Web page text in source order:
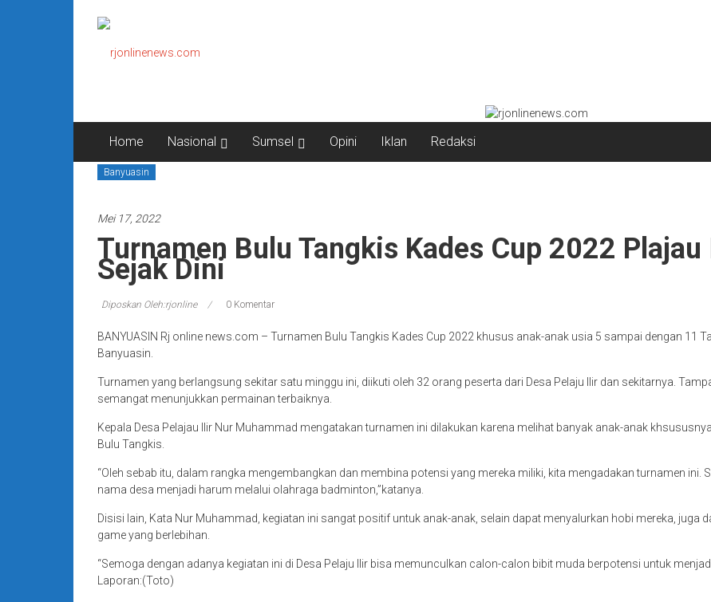
rjonlinenews.com
Faktual
Home
Nasional Sumsel Opini Iklan Redaksi
Banyuasin
Mei 17, 2022
Turnamen Bulu Tangkis Kades Cup 2022
Sejak Dini
Diposkan Oleh:rjonline 0 Komentar
BANYUASIN Rj online news.com – Turnamen Bulu Tangkis Kades Cup 2022 khusus anak-anak usia 5 sampai dengan 11
Banyuasin.
Turnamen yang berlangsung sekitar satu minggu ini, diikuti oleh 32 orang peserta dari Desa Pelaju Ilir dan sekitarnya.
semangat menunjukkan permainan terbaiknya.
Kepala Desa Pelajau Ilir Nur Muhammad mengatakan turnamen ini dilakukan karena melihat banyak anak-anak
Bulu Tangkis.
“Oleh sebab itu, dalam rangka mengembangkan dan membina potensi yang mereka miliki, kita mengadakan turnamen ini.
nama desa menjadi harum melalui olahraga badminton,”katanya.
Disisi lain, Kata Nur Muhammad, kegiatan ini sangat positif untuk anak-anak, selain dapat menyalurkan hobi mereka, juga
game yang berlebihan.
“Semoga dengan adanya kegiatan ini di Desa Pelaju Ilir bisa memunculkan calon-calon bibit muda berpotensi untuk
Laporan:(Toto)